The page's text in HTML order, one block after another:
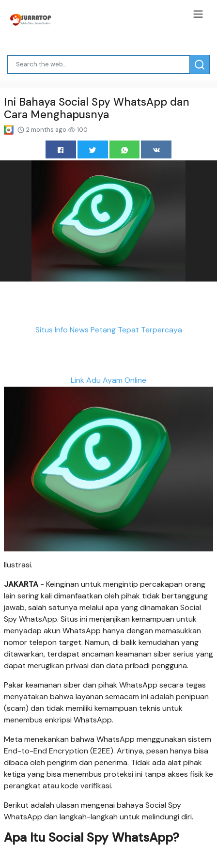
Ini Bahaya Social Spy WhatsApp dan
Cara Menghapusnya
2 months ago 100
Situs Info News Petang Tepat Terpercaya
Link Adu Ayam Online
Ilustrasi.
JAKARTA - Keinginan untuk mengintip percakapan orang
lain sering kali dimanfaatkan oleh pihak tidak bertanggung
jawab, salah satunya melalui apa yang dinamakan Social
Spy WhatsApp. Situs ini menjanjikan kemampuan untuk
menyadap akun WhatsApp hanya dengan memasukkan
nomor telepon target. Namun, di balik kemudahan yang
ditawarkan, terdapat ancaman keamanan siber serius yang
dapat merugikan privasi dan data pribadi pengguna.
Pakar keamanan siber dan pihak WhatsApp secara tegas
menyatakan bahwa layanan semacam ini adalah penipuan
(scam) dan tidak memiliki kemampuan teknis untuk
menembus enkripsi WhatsApp.
Meta menekankan bahwa WhatsApp menggunakan sistem
End-to-End Encryption (E2EE). Artinya, pesan hanya bisa
dibaca oleh pengirim dan penerima. Tidak ada alat pihak
ketiga yang bisa menembus proteksi ini tanpa akses fisik ke
perangkat atau kode verifikasi.
Berikut adalah ulasan mengenai bahaya Social Spy
WhatsApp dan langkah-langkah untuk melindungi diri.
Apa Itu Social Spy WhatsApp?